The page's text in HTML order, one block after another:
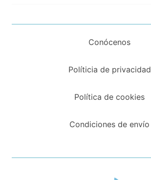
Conócenos
Políticia de privacidad
Política de cookies
Condiciones de envío